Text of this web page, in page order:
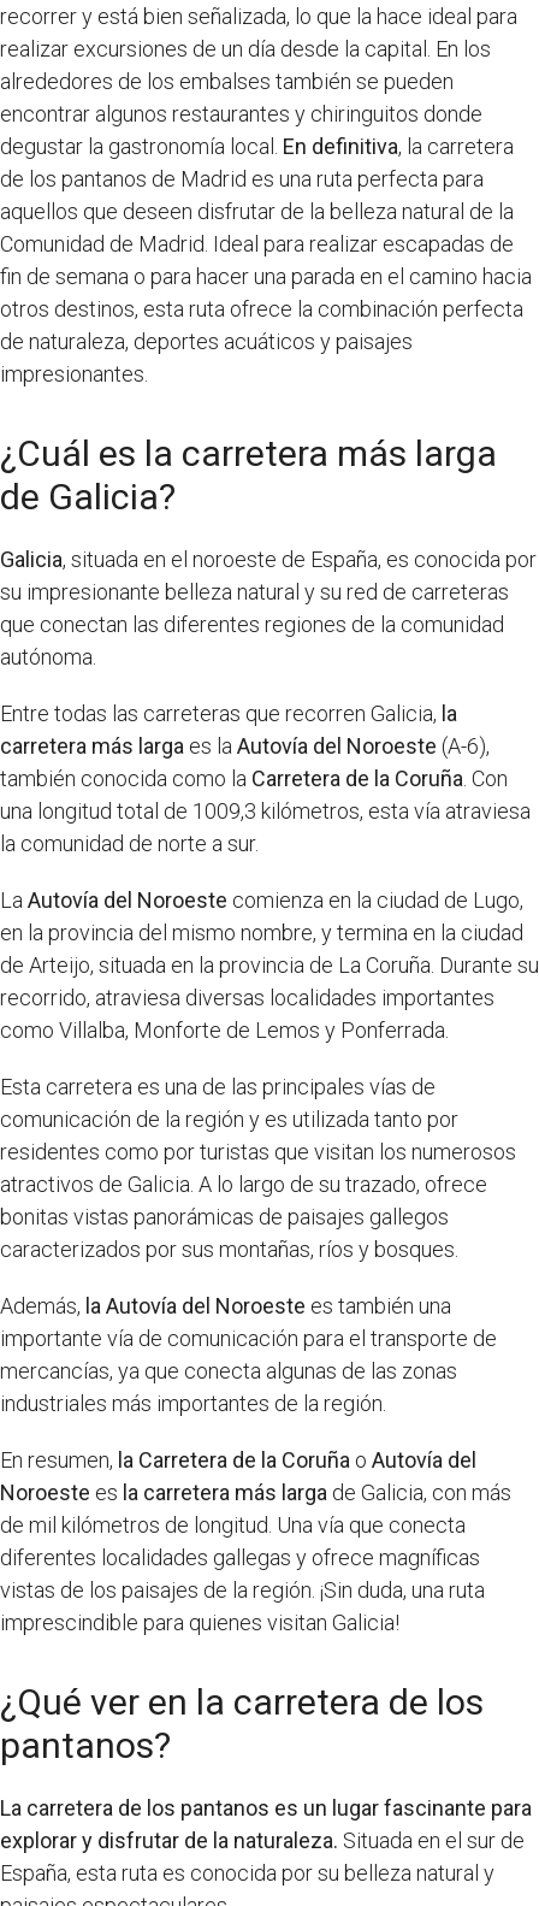
recorrer y está bien señalizada, lo que la hace ideal para
realizar excursiones de un día desde la capital. En los
alrededores de los embalses también se pueden
encontrar algunos restaurantes y chiringuitos donde
degustar la gastronomía local. En definitiva, la carretera
de los pantanos de Madrid es una ruta perfecta para
aquellos que deseen disfrutar de la belleza natural de la
Comunidad de Madrid. Ideal para realizar escapadas de
fin de semana o para hacer una parada en el camino hacia
otros destinos, esta ruta ofrece la combinación perfecta
de naturaleza, deportes acuáticos y paisajes
impresionantes.
¿Cuál es la carretera más larga
de Galicia?
Galicia, situada en el noroeste de España, es conocida por
su impresionante belleza natural y su red de carreteras
que conectan las diferentes regiones de la comunidad
autónoma.
Entre todas las carreteras que recorren Galicia, la
carretera más larga es la Autovía del Noroeste (A-6),
también conocida como la Carretera de la Coruña . Con
una longitud total de 1009,3 kilómetros, esta vía atraviesa
la comunidad de norte a sur.
La Autovía del Noroeste comienza en la ciudad de Lugo,
en la provincia del mismo nombre, y termina en la ciudad
de Arteijo, situada en la provincia de La Coruña. Durante su
recorrido, atraviesa diversas localidades importantes
como Villalba, Monforte de Lemos y Ponferrada.
Esta carretera es una de las principales vías de
comunicación de la región y es utilizada tanto por
residentes como por turistas que visitan los numerosos
atractivos de Galicia. A lo largo de su trazado, ofrece
bonitas vistas panorámicas de paisajes gallegos
caracterizados por sus montañas, ríos y bosques.
Además, la Autovía del Noroeste es también una
importante vía de comunicación para el transporte de
mercancías, ya que conecta algunas de las zonas
industriales más importantes de la región.
En resumen, la Carretera de la Coruña o Autovía del
Noroeste es la carretera más larga de Galicia, con más
de mil kilómetros de longitud. Una vía que conecta
diferentes localidades gallegas y ofrece magníficas
vistas de los paisajes de la región. ¡Sin duda, una ruta
imprescindible para quienes visitan Galicia!
¿Qué ver en la carretera de los
pantanos?
La carretera de los pantanos es un lugar fascinante para
explorar y disfrutar de la naturaleza. Situada en el sur de
España, esta ruta es conocida por su belleza natural y